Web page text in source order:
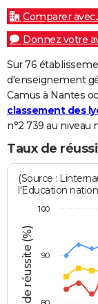
Comparer
Donnez votre
Sur 76
d'enseignement
Camus à Nantes
classement des
n°2 739 au niveau
Taux de
Taux de réussite (%)
(Source :
l'Education
90
100